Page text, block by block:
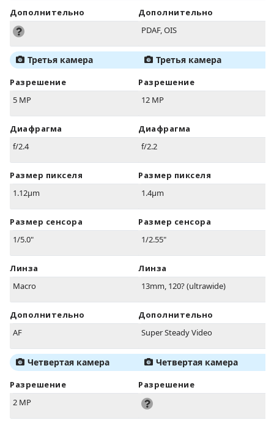
Дополнительно
Третья камера
Разрешение
5 MP
Диафрагма
f/2.4
Размер пикселя
1.12µm
Размер сенсора
1/5.0"
Линза
Macro
Дополнительно
AF
Четвертая камера
Разрешение
2 MP
Дополнительно
PDAF, OIS
Третья камера
Разрешение
12 MP
Диафрагма
f/2.2
Размер пикселя
1.4µm
Размер сенсора
1/2.55"
Линза
13mm, 120? (ultrawide)
Дополнительно
Super Steady Video
Четвертая камера
Разрешение